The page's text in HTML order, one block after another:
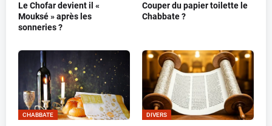
Le Chofar devient il «
Mouksé » après les
sonneries ?
Couper du papier toilette le
Chabbate ?
CHABBATE DIVERS